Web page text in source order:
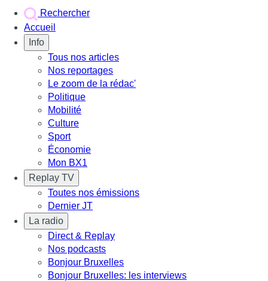
Rechercher
Accueil
Info
Tous nos articles
Nos reportages
Le zoom de la rédac'
Politique
Mobilité
Culture
Sport
Économie
Mon BX1
Replay TV
Toutes nos émissions
Dernier JT
La radio
Direct & Replay
Nos podcasts
Bonjour Bruxelles
Bonjour Bruxelles: les interviews